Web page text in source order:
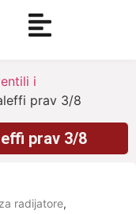
i
prav 3/8
prav 3/8
radijatore,